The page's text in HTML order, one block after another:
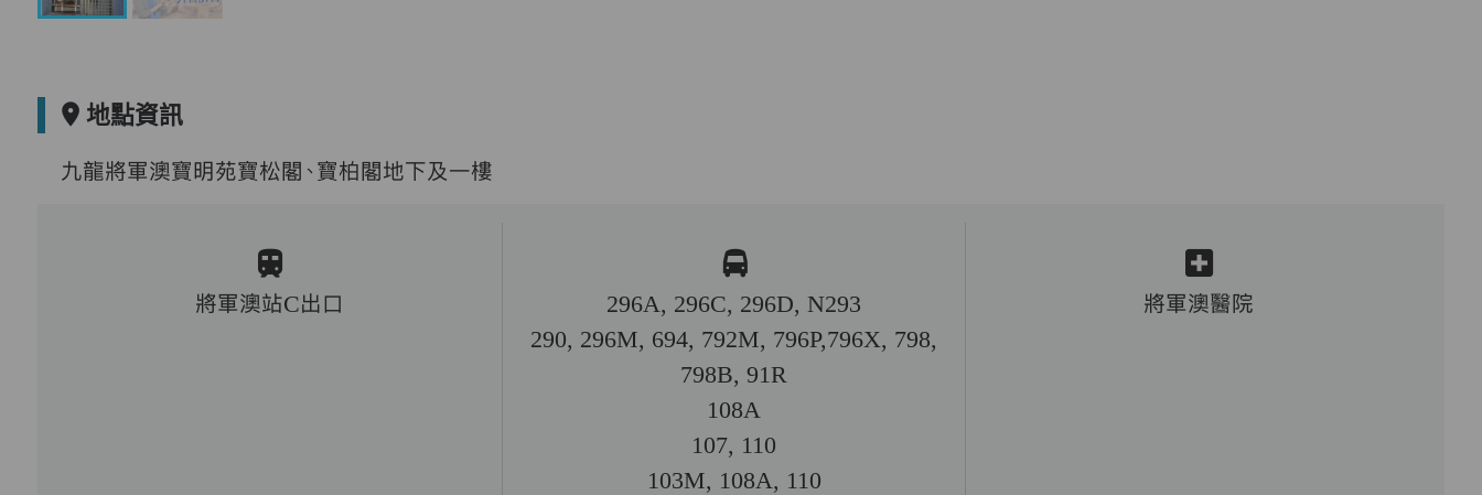
地點資訊
九龍將軍澳寶明苑寶松閣、寶柏閣地下及一樓
將軍澳站C出口
296A, 296C, 296D, N293
290, 296M, 694, 792M, 796P,796X, 798,
798B, 91R
108A
107, 110
103M, 108A, 110
將軍澳醫院